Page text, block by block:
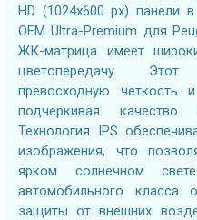
HD (1024х600 px) панели
OEM Ultra-Premium для
ЖК-матрица имеет
цветопередачу. Этот
превосходную четкость
подчеркивая качество
Технология IPS
изображения, что
ярком солнечном
автомобильного класса
защиты от внешних